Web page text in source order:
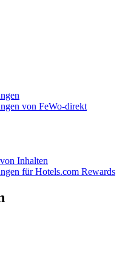
von FeWo-direkt
Inhalten
für Hotels.com Rewards